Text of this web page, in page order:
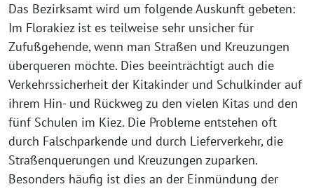
Das Bezirksamt wird um folgende Auskunft gebeten:
Im Florakiez ist es teilweise sehr unsicher für
Zufußgehende, wenn man Straßen und Kreuzungen
überqueren möchte. Dies beeinträchtigt auch die
Verkehrssicherheit der Kitakinder und Schulkinder auf
ihrem Hin- und Rückweg zu den vielen Kitas und den
fünf Schulen im Kiez. Die Probleme entstehen oft
durch Falschparkende und durch Lieferverkehr, die
Straßenquerungen und Kreuzungen zuparken.
Besonders häufig ist dies an der Einmündung der